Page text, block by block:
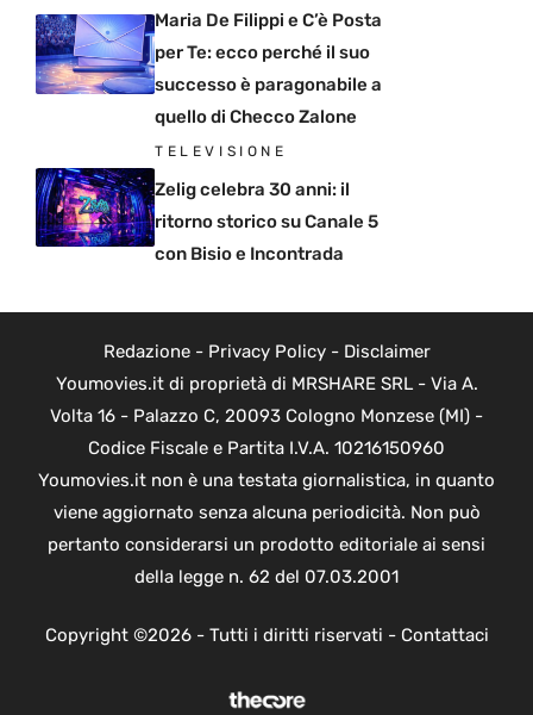
Maria De Filippi e C’è Posta
per Te: ecco perché il suo
successo è paragonabile a
quello di Checco Zalone
TELEVISIONE
Zelig celebra 30 anni: il
ritorno storico su Canale 5
con Bisio e Incontrada
Redazione- Privacy Policy- Disclaimer
Youmovies.it di proprietà di MRSHARE SRL - Via A.
Volta 16 - Palazzo C, 20093 Cologno Monzese (MI) -
Codice Fiscale e Partita I.V.A. 10216150960
Youmovies.it non è una testata giornalistica, in quanto
viene aggiornato senza alcuna periodicità. Non può
pertanto considerarsi un prodotto editoriale ai sensi
della legge n. 62 del 07.03.2001
Copyright ©2026 - Tutti i diritti riservati - Contattaci